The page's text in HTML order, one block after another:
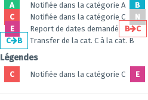
A Notifiée dans la catégorie A B
C
Notifiée dans la catégorie C N
E
Report de dates demandé B C
C
B Transfer de la cat. C à la cat. B
Légendes
C Notifiée dans la catégorie C E